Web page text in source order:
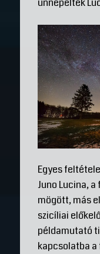
Egyes
Juno Lucina,
mögött, más
szicíliai
példamutató
kapcsolatba